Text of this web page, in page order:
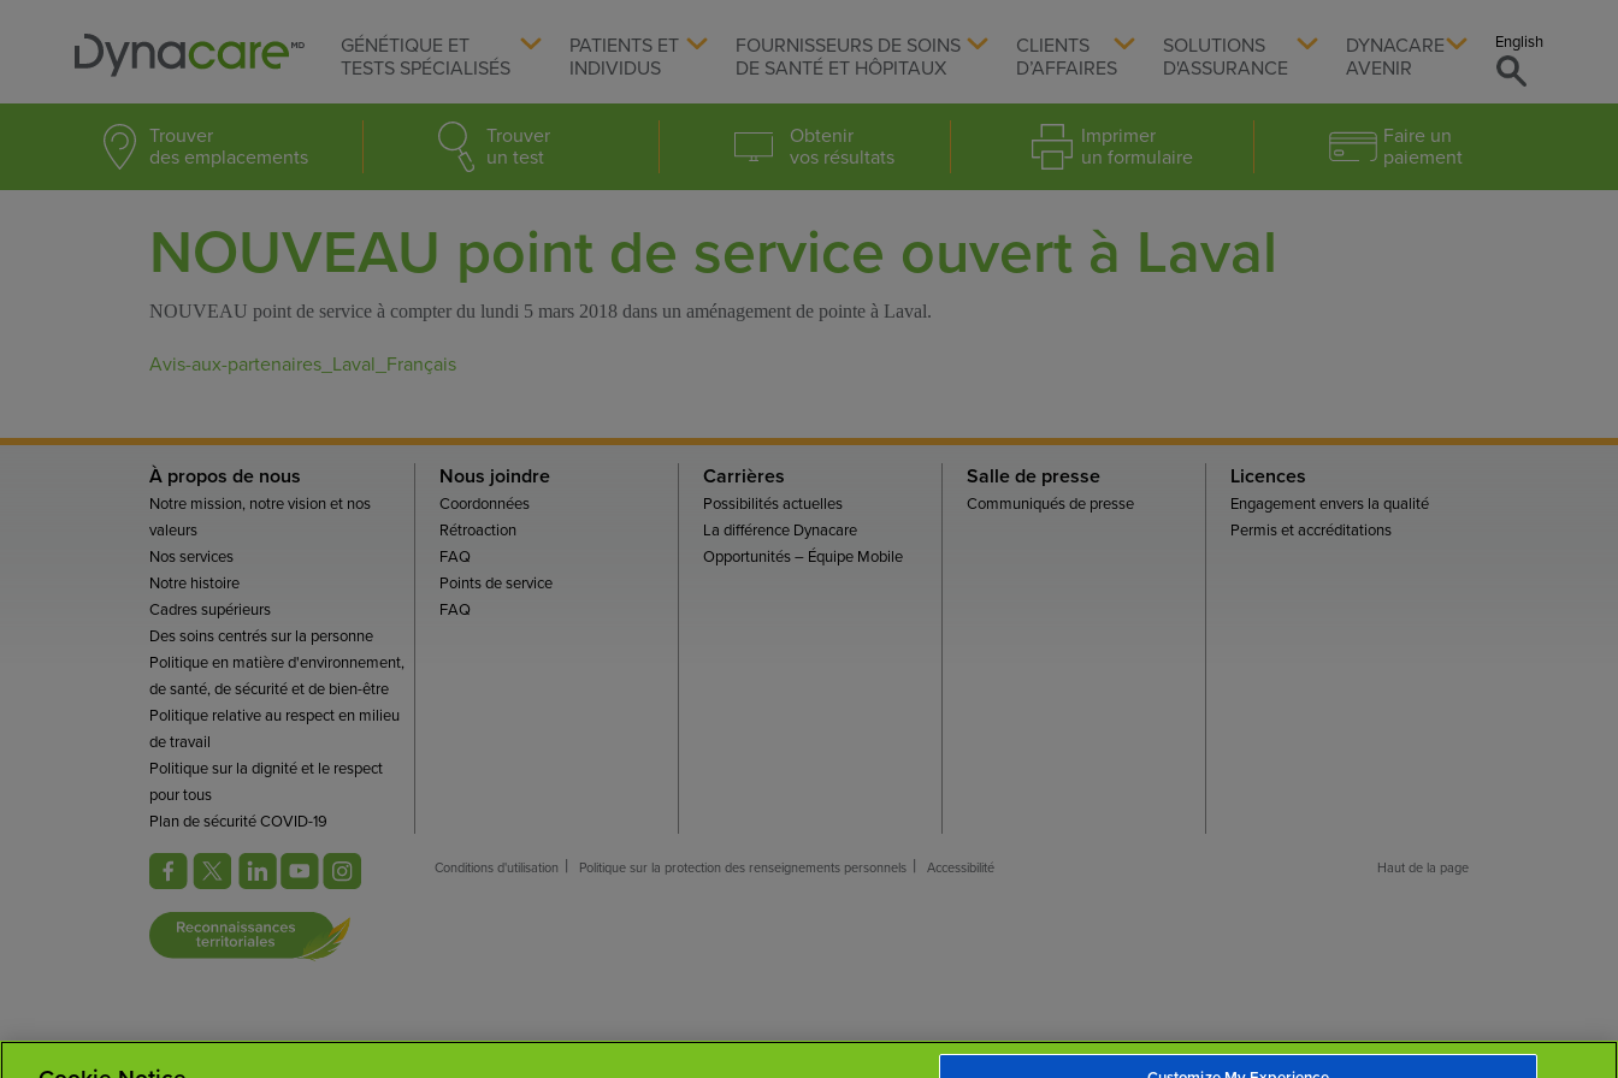
GÉNÉTIQUE ET
TESTS SPÉCIALISÉS
PATIENTS ET
INDIVIDUS
FOURNISSEURS DE SOINS
DE SANTÉ ET HÔPITAUX
CLIENTS
D’AFFAIRES
SOLUTIONS
D'ASSURANCE
DYNACARE
AVENIR
English
Trouver
des emplacements
Trouver
un test
Obtenir
vos résultats
Imprimer
un formulaire
Faire un
paiement
NOUVEAU point de service ouvert à Laval
NOUVEAU point de service à compter du lundi 5 mars 2018 dans un aménagement de pointe à Laval.
Avis-aux-partenaires_Laval_Français
À propos de nous
Notre mission, notre vision et nos
valeurs
Nos services
Notre histoire
Cadres supérieurs
Des soins centrés sur la personne
Politique en matière d'environnement,
de santé, de sécurité et de bien-être
Politique relative au respect en milieu
de travail
Politique sur la dignité et le respect
pour tous
Plan de sécurité COVID-19
Nous joindre
Coordonnées
Rétroaction
FAQ
Points de service
FAQ
Carrières
Possibilités actuelles
La différence Dynacare
Opportunités – Équipe Mobile
Salle de presse
Communiqués de presse
Licences
Engagement envers la qualité
Permis et accréditations
Conditions d'utilisation Politique sur la protection des renseignements personnels Accessibilité Haut de la page